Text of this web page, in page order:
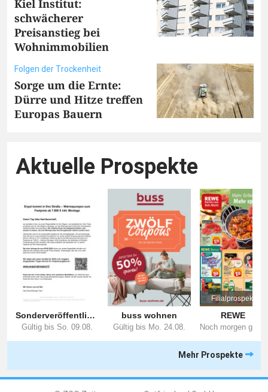
Kiel Institut:
schwächerer
Preisanstieg bei
Wohnimmobilien
Folgen der Trockenheit
Sorge um die Ernte:
Dürre und Hitze treffen
Europas Bauern
Aktuelle Prospekte
Mehr Prospekte